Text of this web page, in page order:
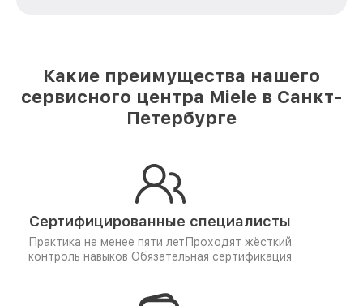
Какие преимущества нашего
сервисного центра Miele в Санкт-
Петербурге
Сертифицированные специалисты
Практика не менее пяти лет Проходят жёсткий
контроль навыков Обязательная сертификация